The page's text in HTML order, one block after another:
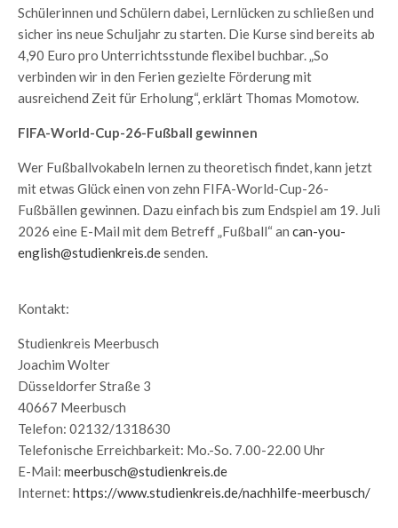
Schülerinnen und Schülern dabei, Lernlücken zu schließen und
sicher ins neue Schuljahr zu starten. Die Kurse sind bereits ab
4,90 Euro pro Unterrichtsstunde flexibel buchbar. „So
verbinden wir in den Ferien gezielte Förderung mit
ausreichend Zeit für Erholung“, erklärt Thomas Momotow.
FIFA-World-Cup-26-Fußball gewinnen
Wer Fußballvokabeln lernen zu theoretisch findet, kann jetzt
mit etwas Glück einen von zehn FIFA-World-Cup-26-
Fußbällen gewinnen. Dazu einfach bis zum Endspiel am 19. Juli
2026 eine E-Mail mit dem Betreff „Fußball“ an can-you-
english@studienkreis.desenden.
Kontakt:
Studienkreis Meerbusch
Joachim Wolter
Düsseldorfer Straße 3
40667 Meerbusch
Telefon: 02132/1318630
Telefonische Erreichbarkeit: Mo.-So. 7.00-22.00 Uhr
E-Mail: meerbusch@studienkreis.de
Internet: https://www.studienkreis.de/nachhilfe-meerbusch/